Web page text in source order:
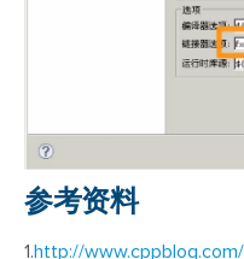
参考资料
1.http://